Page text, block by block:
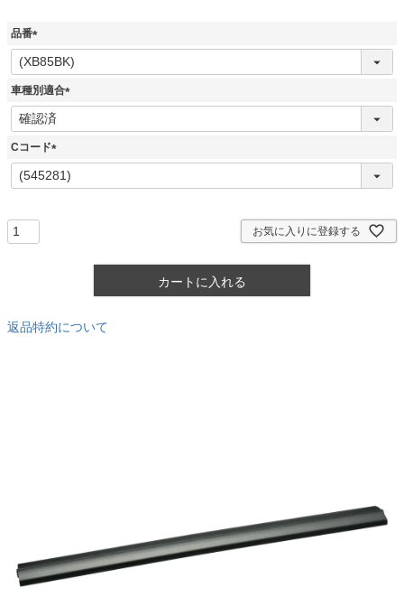
品番
(
必
須
車種別適合
(
Cコード
(
必
お気に入りに登録する
カートに入れる
返品特約について